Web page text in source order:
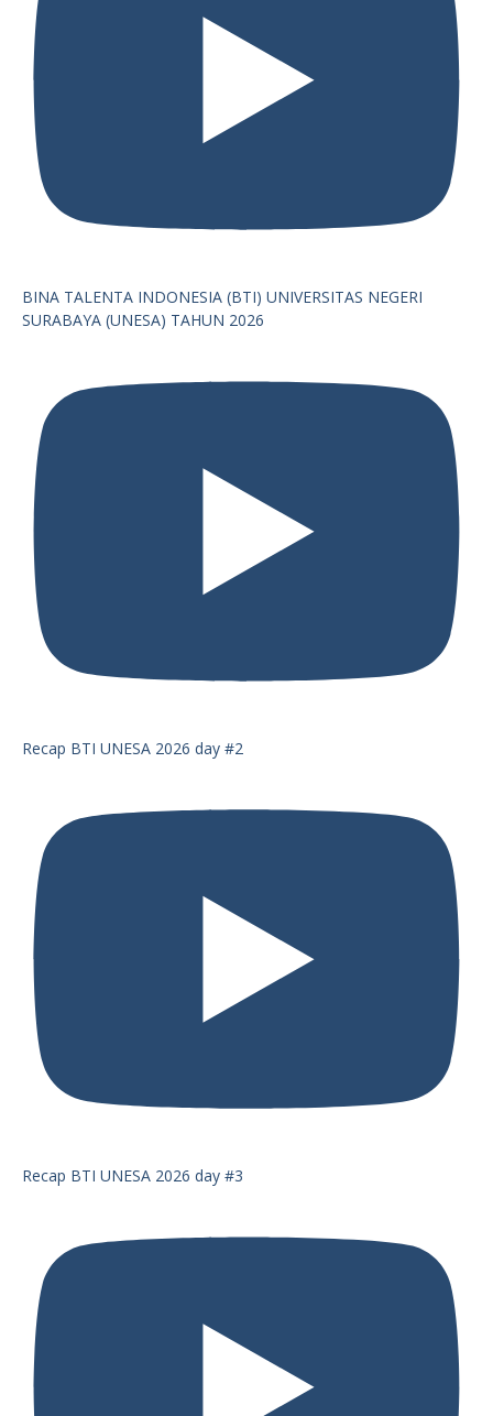
BINA TALENTA INDONESIA (BTI) UNIVERSITAS NEGERI
SURABAYA (UNESA) TAHUN 2026
Recap BTI UNESA 2026 day #2
Recap BTI UNESA 2026 day #3